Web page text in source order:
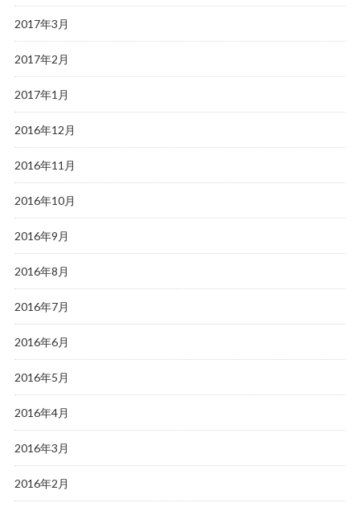
2017年3月
2017年2月
2017年1月
2016年12月
2016年11月
2016年10月
2016年9月
2016年8月
2016年7月
2016年6月
2016年5月
2016年4月
2016年3月
2016年2月